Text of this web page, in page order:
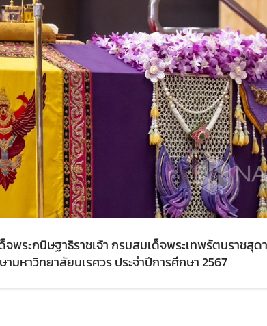
พระกนิษฐาธิราชเจ้า กรมสมเด็จพระเทพรัตนราชสุ
หาวิทยาลัยนเรศวร ประจำปีการศึกษา 2567